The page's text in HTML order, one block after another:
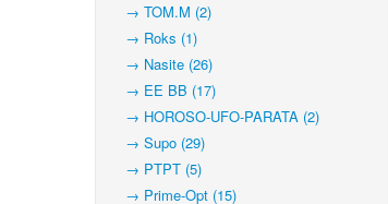
→ TOM.M (2)
→ Roks (1)
→ Nasite (26)
→ EE BB (17)
→ HOROSO-UFO-PARATA (2)
→ Supo (29)
→ PTPT (5)
→ Prime-Opt (15)